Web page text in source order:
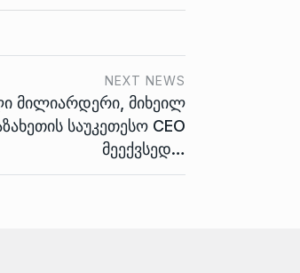
NEXT NEWS
მილიარდერი, მიხეილ
საუკეთესო CEO
მეექვსედ…